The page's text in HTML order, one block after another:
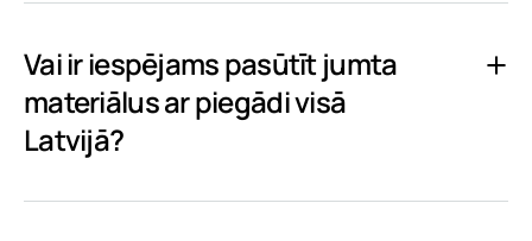
Vai ir iespējams pasūtīt jumta
materiālus ar piegādi visā
Latvijā?